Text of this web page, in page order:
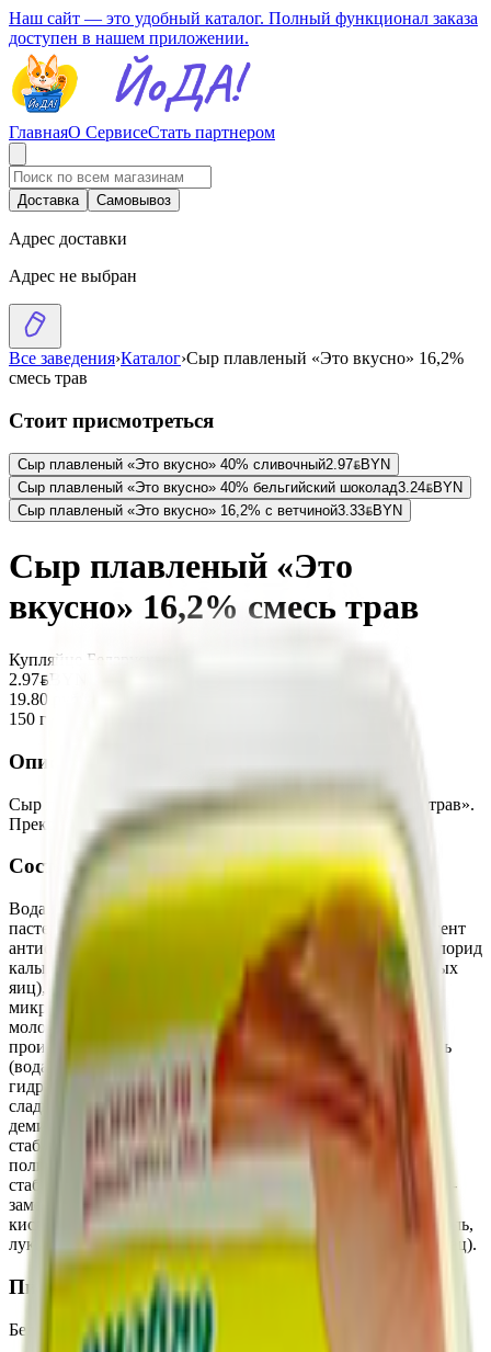
Наш сайт — это удобный каталог. Полный функционал заказа
доступен в нашем приложении.
ГлавнаяО СервисеСтать партнером
Доставка Самовывоз
Адрес доставки
Адрес не выбран
Все заведения›Каталог›Сыр плавленый «Это вкусно» 16,2%
смесь трав
Стоит присмотреться
Сыр плавленый «Это вкусно» 40% сливочный2.97BYNBYN
Сыр плавленый «Это вкусно» 40% бельгийский шоколад3.24BYNBYN
Сыр плавленый «Это вкусно» 16,2% с ветчиной3.33BYNBYN
Сыр плавленый «Это
вкусно» 16,2% смесь трав
Купляйце Беларускае
2.97BYNBYN
19.80 руб/кг
150 г
Описание
Сыр плавленый «Это вкусно» 16,2% со вкусом «Смесь трав».
Прекрасно подойдет для бутербродов!
Состав
Вода питьевая, сыр (молоко нормализованное
пастеризованное, соль пищевая выварочная (содержит агент
антислеживающий - ферроцианид калия), уплотнитель хлорид
кальция, ферментный препарат (лизоцим из белка куриных
яиц), бактериальная закваска молочнокислых
микроорганизмов, консервант нитрат натрия,
молокосвертывающий ферментный препарат микробного
происхождения, комплексная пищевая добавка - краситель
(вода, эмульгатор Е433, регулятор кислотности: калия
гидроксид, краситель: экстракт аннато)), творог, масло
сладкосливочное несоленое, сыворотка молочная сухая
деминерализованная, комплексная пищевая добавка:
стабилизаторы (орто-Фосфат натрия 2-замещенный,
полифосфат натрия), комплексная пищевая добавка:
стабилизаторы (полифосфат натрия, орто-Фосфат натрия 2-
замещенный), комплексная пищевая добавка: регулятор
кислотности (фосфаты натрия), приправа «Смесь трав» (соль,
лук, чеснок, лист петрушки, укроп, любисток, черный перец).
Пищевая ценность на 100г
Белки 10.2Жиры:16.2 Углеводы Калории